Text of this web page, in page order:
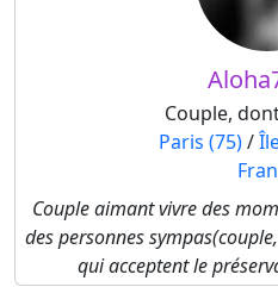
Couple,
Paris (75)/
Couple aimant vivre des
des personnes
qui acceptent le